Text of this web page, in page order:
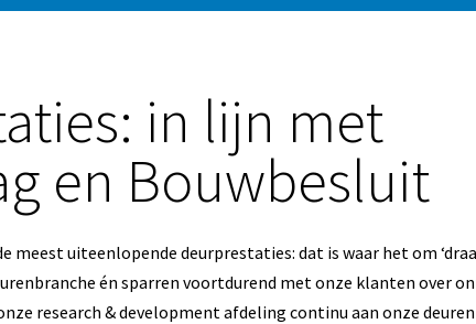
in lijn met
en Bouwbesluit
meest uiteenlopende deurprestaties: dat is waar het om
én sparren voortdurend met onze klanten over
research & development afdeling continu aan onze